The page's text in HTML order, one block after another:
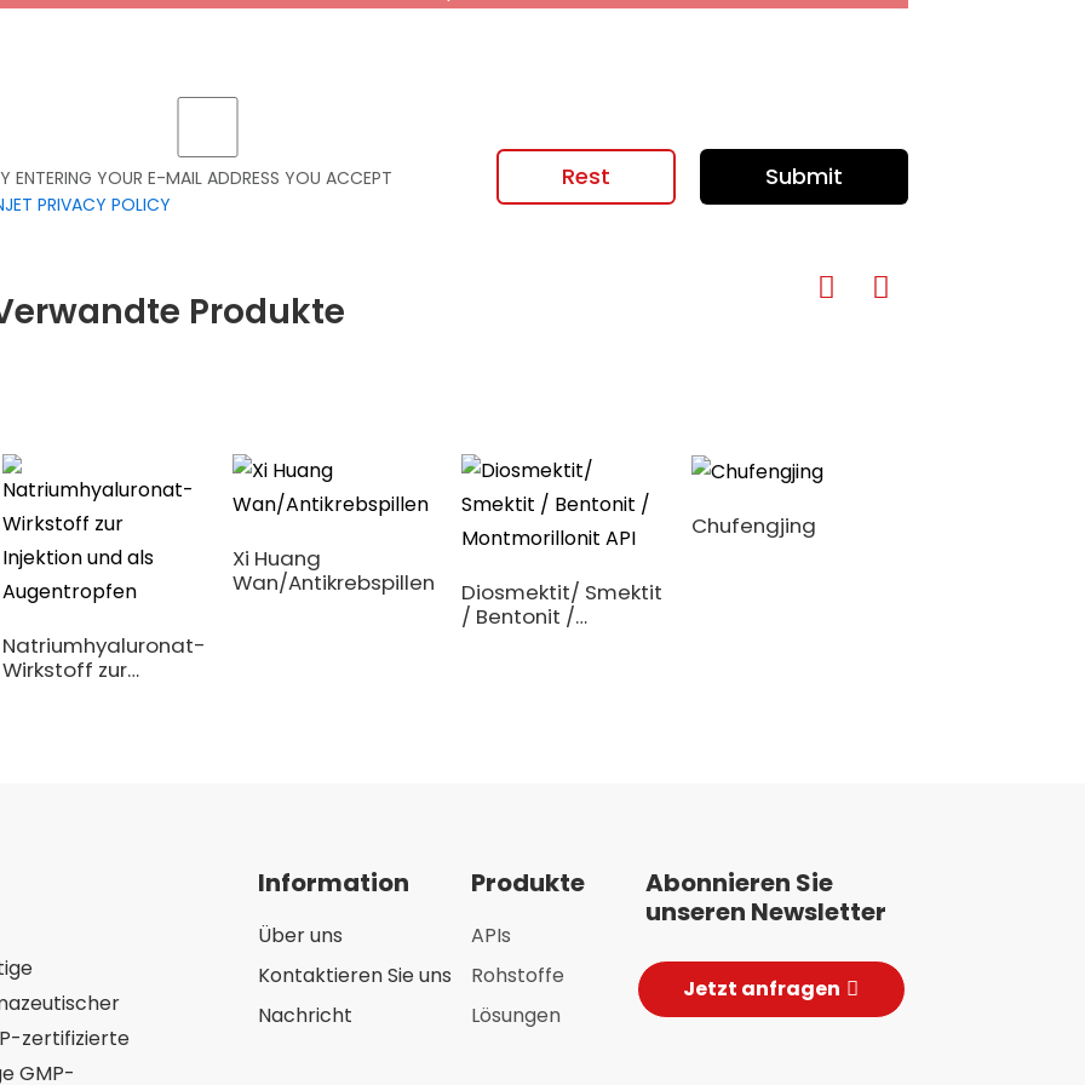
ENTERING YOUR E-MAIL ADDRESS YOU ACCEPT
PRIVACY POLICY
Rest Submit
Produkte
Natriumhyaluronat-
Wirkstoff zur
Xi Huang
Wan/Antikrebspillen
Diosmektit/ Smektit
/ Bentonit /
Chufengjing
zertifizierte
GMP-
Information
Über uns
Kontaktieren Sie uns
Nachricht
Produkte
APIs
Rohstoffe
Lösungen
Abonnieren Sie
unseren Newsletter
Jetzt anfragen